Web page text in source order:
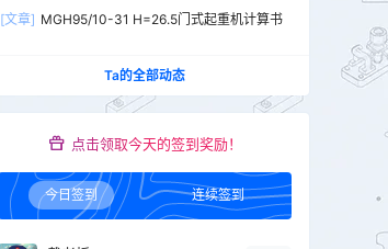
[文章] MGH95/10-31 H=26.5门式起重机计算书
Ta的全部动态
点击领取今天的签到奖励！
今日签到 连续签到